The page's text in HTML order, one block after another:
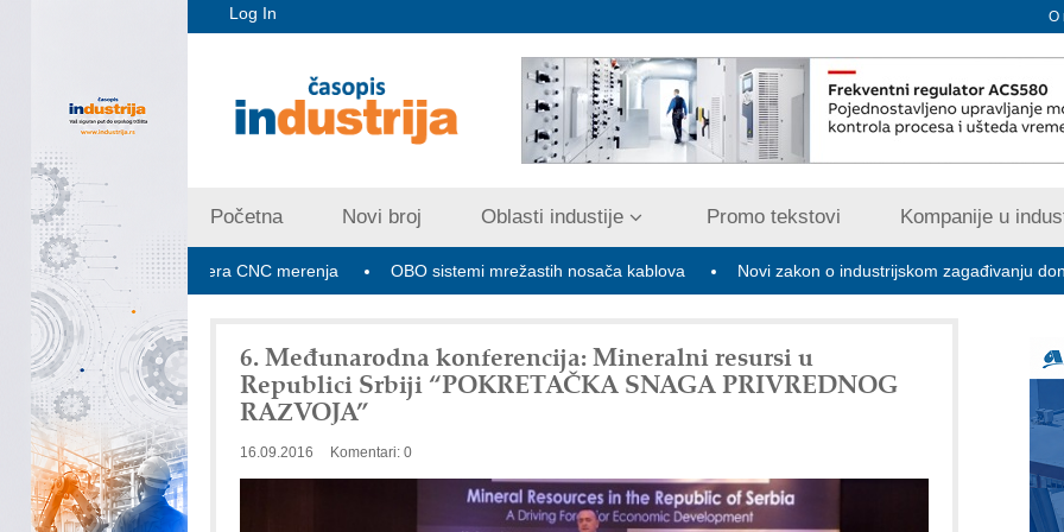
Log In O
Početna Novi broj Oblasti industije Promo tekstovi Kompanije u
Nova era CNC merenja OBO sistemi mrežastih nosača kablova Novi zakon o industrijskom zagađivanju donosi
6. Međunarodna konferencija: Mineralni resursi u
Republici Srbiji “POKRETAČKA SNAGA PRIVREDNOG
RAZVOJA”
16.09.2016 Komentari: 0